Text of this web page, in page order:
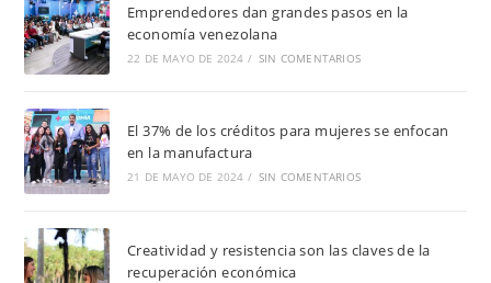
Emprendedores dan grandes pasos en la
economía venezolana
22 DE MAYO DE 2024 / SIN COMENTARIOS
El 37% de los créditos para mujeres se enfocan
en la manufactura
21 DE MAYO DE 2024 / SIN COMENTARIOS
Creatividad y resistencia son las claves de la
recuperación económica